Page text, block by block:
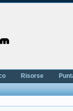
Risorse